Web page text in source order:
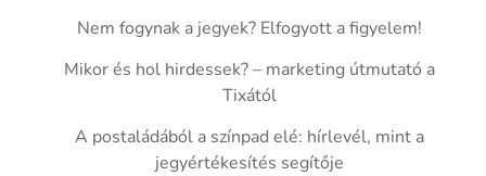
Nem fogynak a jegyek? Elfogyott a figyelem!
Mikor és hol hirdessek? – marketing útmutató a
Tixától
A postaládából a színpad elé: hírlevél, mint a
jegyértékesítés segítője